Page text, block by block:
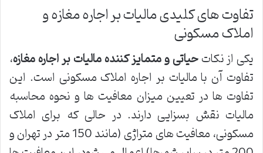
تفاوت های کلیدی مالیات بر اجاره مغازه و
املاک مسکونی
یکی از نکاتحیاتی و متمایز کننده مالیات بر اجاره مغازه،
تفاوت آن با مالیات بر اجاره املاک مسکونی است. این
تفاوت ها در تعیین میزان معافیت ها و نحوه محاسبه
مالیات نقش بسزایی دارند. در حالی که برای املاک
مسکونی، معافیت های متراژی (مانند 150 متر در تهران و